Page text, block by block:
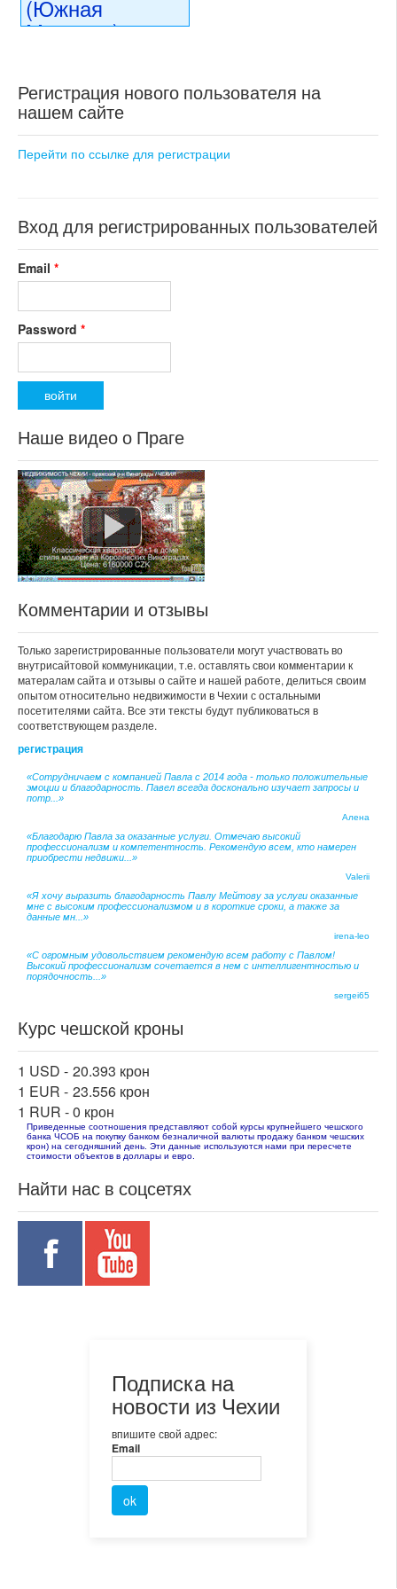
(Южная
Моравия)
раздел: объекты для
коммерческого использования
Регистрация нового пользователя на
нашем сайте
Перейти по ссылке для регистрации
Вход для регистрированных пользователей
Email *
Password *
Наше видео о Праге
Комментарии и отзывы
Только зарегистрированные пользователи могут участвовать во
внутрисайтовой коммуникации, т.е. оставлять свои комментарии к
матералам сайта и отзывы о сайте и нашей работе, делиться своим
опытом относительно недвижимости в Чехии с остальными
посетителями сайта. Все эти тексты будут публиковаться в
соответствующем разделе.
регистрация
«Сотрудничаем с компанией Павла с 2014 года - только положительные
эмоции и благодарность. Павел всегда досконально изучает запросы и
потр...»
Алена
«Благодарю Павла за оказанные услуги. Отмечаю высокий
профессионализм и компетентность. Рекомендую всем, кто намерен
приобрести недвижи...»
Valerii
«Я хочу выразить благодарность Павлу Мейтову за услуги оказанные
мне с высоким профессионализмом и в короткие сроки, а также за
данные мн...»
irena-leo
«С огромным удовольствием рекомендую всем работу с Павлом!
Высокий профессионализм сочетается в нем с интеллигентностью и
порядочность...»
sergei65
Курс чешской кроны
1 USD - 20.393 крон
1 EUR - 23.556 крон
1 RUR -0 крон
Приведенные соотношения представляют собой курсы крупнейшего чешского
банка ЧСОБ на покупку банком безналичной валюты продажу банком чешских
крон) на сегодняшний день. Эти данные используются нами при пересчете
стоимости объектов в доллары и евро.
Найти нас в соцсетях
Подписка на
новости из Чехии
впишите свой адрес:
Email